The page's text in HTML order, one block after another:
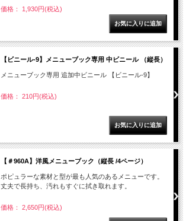
価格： 1,930円(税込)
【ビニール-9】メニューブック専用 中ビニール （縦長）
メニューブック専用 追加中ビニール 【ビニール-9】
価格： 210円(税込)
【＃960A】洋風メニューブック（縦長 /4ページ）
ポピュラーな素材と型が最も人気のあるメニューです。
丈夫で長持ち、汚れもすぐに拭き取れます。
価格： 2,650円(税込)